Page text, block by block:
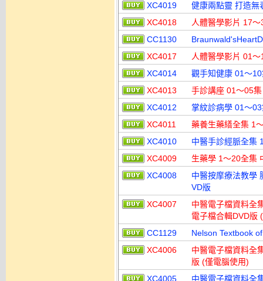
XC4019
健康兩點靈 打造無
XC4018
人體醫學影片 17
CC1130
XC4017
人體醫學影片 01
XC4014
觀手知健康 01～
XC4013
手診講座 01～05
XC4012
掌紋診病學 01～
XC4011
藥養生藥繕全集 1
XC4010
中醫手診經脈全集
XC4009
生藥學 1～20全集
XC4008
中醫按摩療法教學
VD版
XC4007
中醫電子檔資料全
電子檔合輯DVD版
CC1129
Nelson Textbook
XC4006
中醫電子檔資料全
版 (僅電腦使用)
XC4005
中醫電子檔資料全